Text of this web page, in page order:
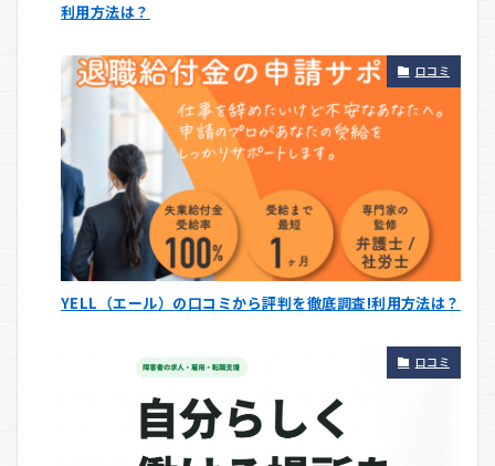
利用方法は？
口コミ
YELL（エール）の口コミから評判を徹底調査!利用方法は？
口コミ